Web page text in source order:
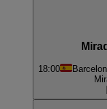
18:00